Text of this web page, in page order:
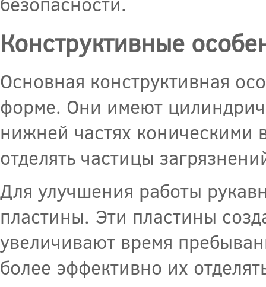
Конструктивные
Основная конструктивная
форме. Они имеют
нижней частях коническими
отделять частицы
Для улучшения работы
пластины. Эти пластины
увеличивают время
более эффективно их